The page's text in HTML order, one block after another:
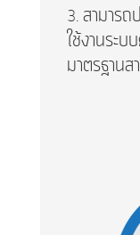
สามารถ
ใช้งานระบ
มาตรฐาน